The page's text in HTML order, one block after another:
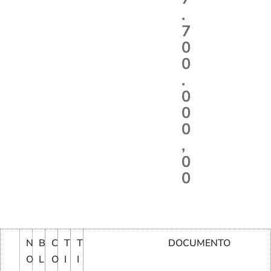
.
7
0
0
.
0
0
0
,
0
0
N
O
B
L
C
O
T
I
T
I
DOCUMENTO